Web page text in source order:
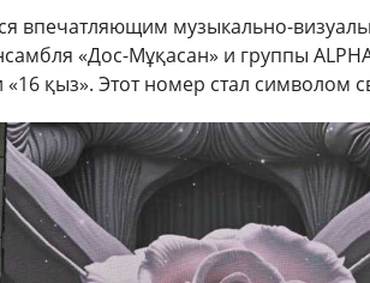
впечатляющим музыкально-
«Дос-Мұқасан» и группы
«16 қыз». Этот номер стал символом